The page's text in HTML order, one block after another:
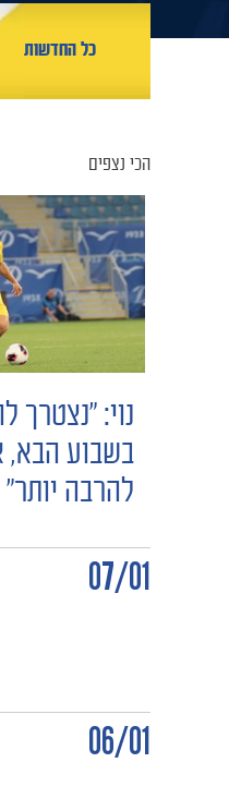
כל החדשות
הכי נצפים
נוי: "נצטרך
בשבוע הבא,
להרבה יותר"
07/01
06/01